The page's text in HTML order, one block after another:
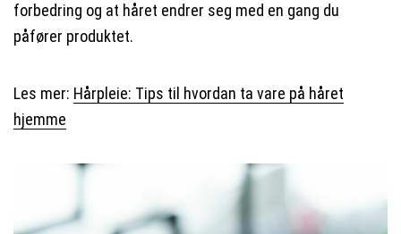
forbedring og at håret endrer seg med en gang du
påfører produktet.
Les mer: Hårpleie: Tips til hvordan ta vare på håret
hjemme